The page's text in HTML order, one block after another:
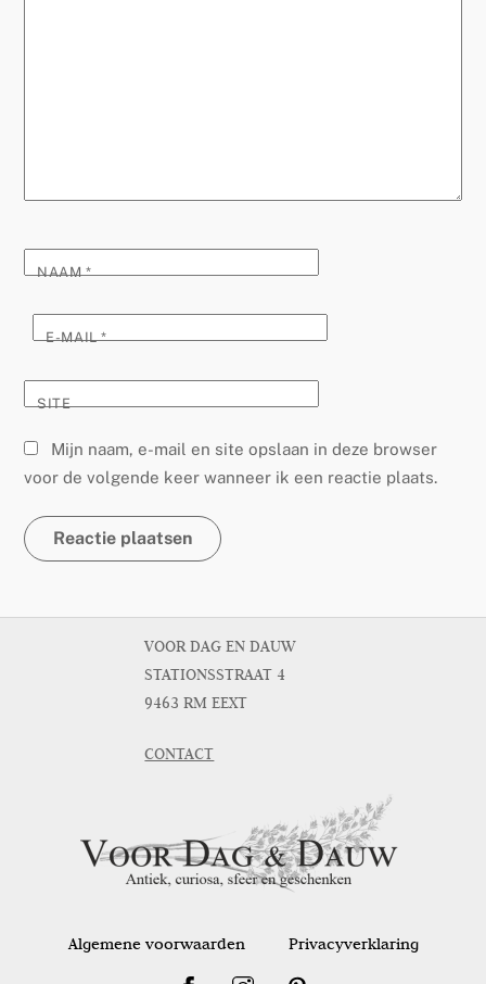
NAAM*
E-MAIL*
SITE
Mijn naam, e-mail en site opslaan in deze browser
voor de volgende keer wanneer ik een reactie plaats.
VOOR DAG EN DAUW
STATIONSSTRAAT 4
9463 RM EEXT
CONTACT
Algemene voorwaarden Privacyverklaring